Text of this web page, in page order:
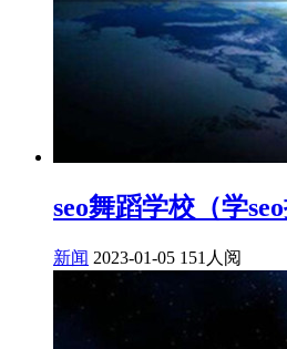
seo舞蹈学校（学seo
新闻 2023-01-05 151人阅